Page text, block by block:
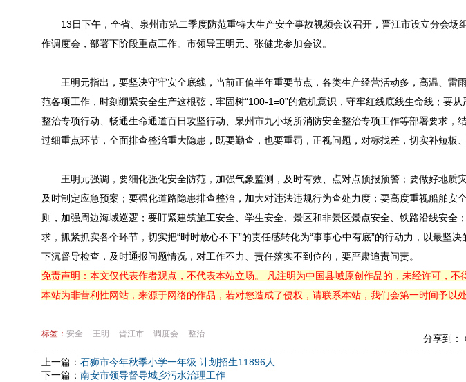
13日下午，全省、泉州市第二季度防范重特大生产安全事故视频会议召开，晋江市设立分会场
作调度会，部署下阶段重点工作。市领导王明元、张健龙参加会议。
王明元指出，要坚决守牢安全底线，当前正值半年重要节点，各类生产经营活动多，高温、雷
范各项工作，时刻绷紧安全生产这根弦，牢固树“100-1=0”的危机意识，守牢红线底线生命线；要
整治专项行动、畅通生命通道百日攻坚行动、泉州市九小场所消防安全整治专项工作等部署要求，
过细重点环节，全面排查整治重大隐患，既要勤查，也要重罚，正视问题，对标找差，切实补短板
王明元强调，要细化强化安全防范，加强气象监测，及时有效、点对点预报预警；要做好地质
及时制定应急预案；要强化道路隐患排查整治，加大对违法违规行为查处力度；要高度重视船舶安
则，加强周边海域巡逻；要盯紧建筑施工安全、学生安全、景区和非景区景点安全、铁路沿线安全
求，抓紧抓实各个环节，切实把“时时放心不下”的责任感转化为“事事心中有底”的行动力，以最坚
下沉督导检查，及时通报问题情况，对工作不力、责任落实不到位的，要严肃追责问责。
免责声明：本文仅代表作者观点，不代表本站立场。 凡注明为中国县域原创作品的，未经许可，不
本站为非营利性网站，来源于网络的作品，若对您造成了侵权，请联系本站，我们会第一时间予以处
标签： 安全 王明 晋江市 调度会 整治 分享到：
上一篇： 石狮市今年秋季小学一年级 计划招生11896人
下一篇： 南安市领导督导城乡污水治理工作